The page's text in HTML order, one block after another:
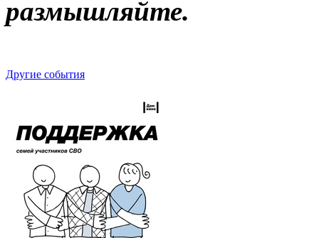
размышляйте.
Другие события